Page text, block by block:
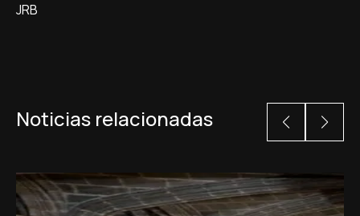
JRB
Noticias relacionadas